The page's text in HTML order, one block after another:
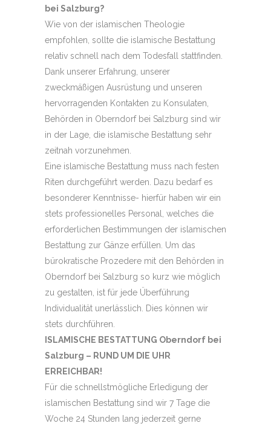
bei Salzburg?
Wie von der islamischen Theologie
empfohlen, sollte die islamische Bestattung
relativ schnell nach dem Todesfall stattfinden.
Dank unserer Erfahrung, unserer
zweckmäßigen Ausrüstung und unseren
hervorragenden Kontakten zu Konsulaten,
Behörden in Oberndorf bei Salzburg sind wir
in der Lage, die islamische Bestattung sehr
zeitnah vorzunehmen.
Eine islamische Bestattung muss nach festen
Riten durchgeführt werden. Dazu bedarf es
besonderer Kenntnisse- hierfür haben wir ein
stets professionelles Personal, welches die
erforderlichen Bestimmungen der islamischen
Bestattung zur Gänze erfüllen. Um das
bürokratische Prozedere mit den Behörden in
Oberndorf bei Salzburg so kurz wie möglich
zu gestalten, ist für jede Überführung
Individualität unerlässlich. Dies können wir
stets durchführen.
ISLAMISCHE BESTATTUNG Oberndorf bei
Salzburg – RUND UM DIE UHR
ERREICHBAR!
Für die schnellstmögliche Erledigung der
islamischen Bestattung sind wir 7 Tage die
Woche 24 Stunden lang jederzeit gerne